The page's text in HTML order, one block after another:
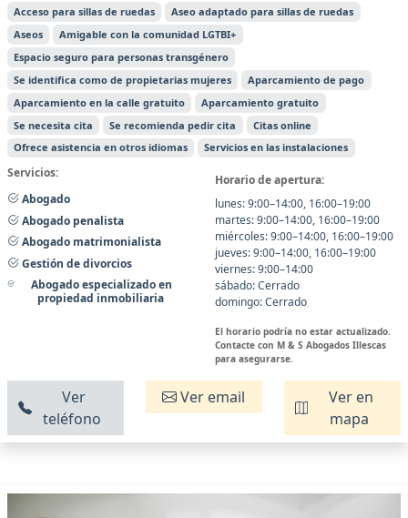
Acceso para sillas de ruedas
Aseo adaptado para sillas de ruedas
Aseos
Amigable con la comunidad LGTBI+
Espacio seguro para personas transgénero
Se identifica como de propietarias mujeres
Aparcamiento de pago
Aparcamiento en la calle gratuito
Aparcamiento gratuito
Se necesita cita
Se recomienda pedir cita
Citas online
Ofrece asistencia en otros idiomas
Servicios en las instalaciones
Servicios:
Abogado
Abogado penalista
Abogado matrimonialista
Gestión de divorcios
Abogado especializado en
propiedad inmobiliaria
Horario de apertura:
lunes: 9:00–14:00, 16:00–19:00
martes: 9:00–14:00, 16:00–19:00
miércoles: 9:00–14:00, 16:00–19:00
jueves: 9:00–14:00, 16:00–19:00
viernes: 9:00–14:00
sábado: Cerrado
domingo: Cerrado
El horario podría no estar actualizado.
Contacte con M & S Abogados Illescas
para asegurarse.
Ver
teléfono
Ver email
Ver en
mapa